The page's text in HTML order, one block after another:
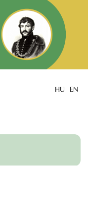
HU EN